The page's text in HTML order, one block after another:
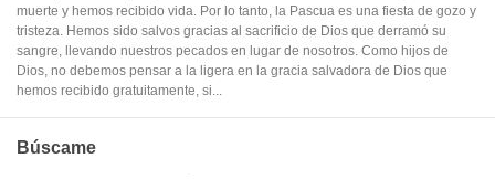
muerte y hemos recibido vida. Por lo tanto, la Pascua es una fiesta de gozo y
tristeza. Hemos sido salvos gracias al sacrificio de Dios que derramó su
sangre, llevando nuestros pecados en lugar de nosotros. Como hijos de
Dios, no debemos pensar a la ligera en la gracia salvadora de Dios que
hemos recibido gratuitamente, si...
Búscame